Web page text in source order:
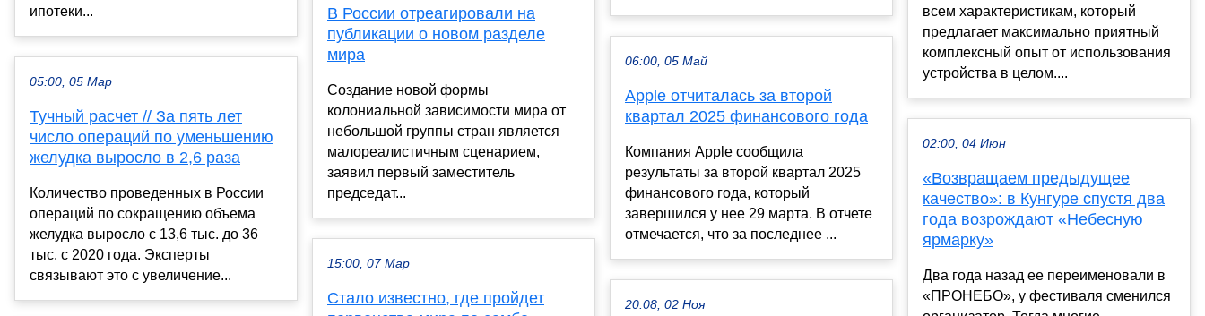
ипотеки...
05:00, 05 Мар
Тучный расчет // За пять лет
число операций по уменьшению
желудка выросло в 2,6 раза
Количество проведенных в России
операций по сокращению объема
желудка выросло с 13,6 тыс. до 36
тыс. с 2020 года. Эксперты
связывают это с увеличение...
В России отреагировали на
публикации о новом разделе
мира
Создание новой формы
колониальной зависимости мира от
небольшой группы стран является
малореалистичным сценарием,
заявил первый заместитель
председат...
15:00, 07 Мар
Стало известно, где пройдет
06:00, 05 Май
Apple отчиталась за второй
квартал 2025 финансового года
Компания Apple сообщила
результаты за второй квартал 2025
финансового года, который
завершился у нее 29 марта. В отчете
отмечается, что за последнее ...
20:08, 02 Ноя
всем характеристикам, который
предлагает максимально приятный
комплексный опыт от использования
устройства в целом....
02:00, 04 Июн
«Возвращаем предыдущее
качество»: в Кунгуре спустя два
года возрождают «Небесную
ярмарку»
Два года назад ее переименовали в
«ПРОНЕБО», у фестиваля сменился